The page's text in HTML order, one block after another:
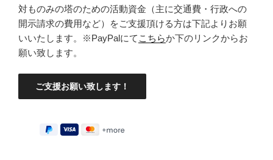
対ものみの塔のための活動資金（主に交通費・行政への
開示請求の費用など）をご支援頂ける方は下記よりお願
いいたします。※PayPalにて こちらか下のリンクからお
願い致します。